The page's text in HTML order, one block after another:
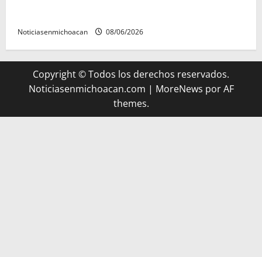
Noticiasenmichoacan 08/06/2026
Copyright © Todos los derechos reservados.
Noticiasenmichoacan.com | MoreNews por AF
themes.